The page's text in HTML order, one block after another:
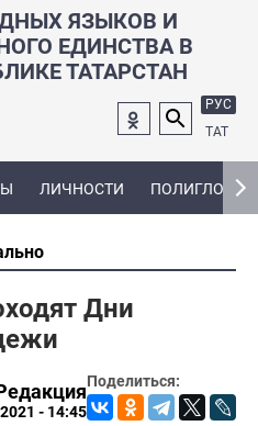
ЯЗЫКОВ И
ЕДИНСТВА В
ТАТАРСТАН
РУС
ТАТ
ЛИЧНОСТИ ПОЛИГЛОТ
Дни
Поделиться:
- 14:45